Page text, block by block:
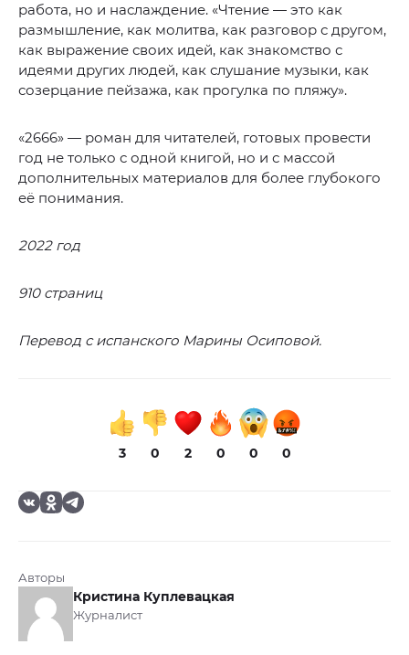
работа, но и наслаждение. «Чтение — это как
размышление, как молитва, как разговор с другом,
как выражение своих идей, как знакомство с
идеями других людей, как слушание музыки, как
созерцание пейзажа, как прогулка по пляжу».
«2666» — роман для читателей, готовых провести
год не только с одной книгой, но и с массой
дополнительных материалов для более глубокого
её понимания.
2022 год
910 страниц
Перевод с испанского Марины Осиповой.
3 0 2 0 0 0
Авторы
Кристина Куплевацкая
Журналист